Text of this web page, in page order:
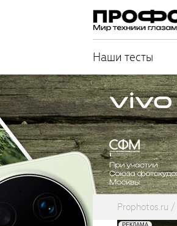
Наши тесты
Prophotos.ru